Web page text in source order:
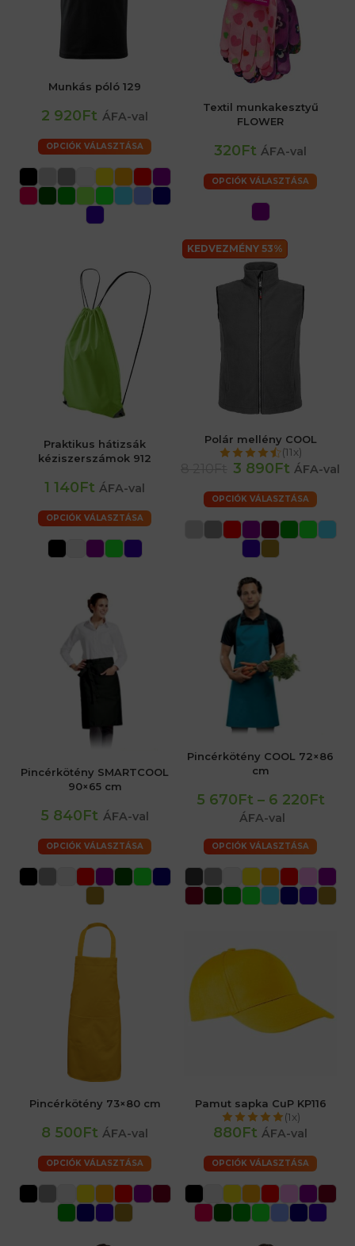
Munkás póló 129
2 920Ft ÁFA-val
OPCIÓK VÁLASZTÁSA
Textil munkakesztyű
FLOWER
320Ft ÁFA-val
OPCIÓK VÁLASZTÁSA
Praktikus hátizsák
kéziszerszámok 912
1 140Ft ÁFA-val
OPCIÓK VÁLASZTÁSA
KEDVEZMÉNY 53%
Polár mellény COOL
(11x)
3 890Ft ÁFA-val
OPCIÓK VÁLASZTÁSA
Pincérkötény SMARTCOOL
90×65 cm
5 840Ft ÁFA-val
OPCIÓK VÁLASZTÁSA
Pincérkötény COOL 72×86
cm
5 670Ft – 6 220Ft
ÁFA-val
OPCIÓK VÁLASZTÁSA
Pincérkötény 73×80 cm
8 500Ft ÁFA-val
OPCIÓK VÁLASZTÁSA
Pamut sapka CuP KP116
(1x)
880Ft ÁFA-val
OPCIÓK VÁLASZTÁSA